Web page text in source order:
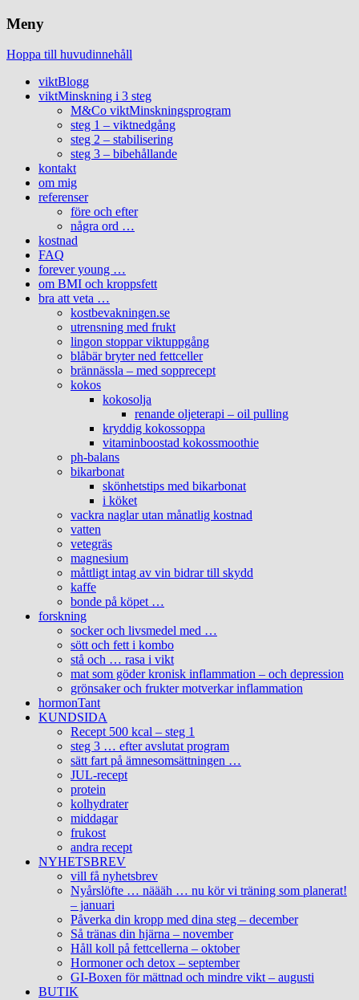
Meny
Hoppa till huvudinnehåll
viktBlogg
viktMinskning i 3 steg
M&Co viktMinskningsprogram
steg 1 – viktnedgång
steg 2 – stabilisering
steg 3 – bibehållande
kontakt
om mig
referenser
före och efter
några ord …
kostnad
FAQ
forever young …
om BMI och kroppsfett
bra att veta …
kostbevakningen.se
utrensning med frukt
lingon stoppar viktuppgång
blåbär bryter ned fettceller
brännässla – med sopprecept
kokos
kokosolja
renande oljeterapi – oil pulling
kryddig kokossoppa
vitaminboostad kokossmoothie
ph-balans
bikarbonat
skönhetstips med bikarbonat
i köket
vackra naglar utan månatlig kostnad
vatten
vetegräs
magnesium
måttligt intag av vin bidrar till skydd
kaffe
bonde på köpet …
forskning
socker och livsmedel med …
sött och fett i kombo
stå och … rasa i vikt
mat som göder kronisk inflammation – och depression
grönsaker och frukter motverkar inflammation
hormonTant
KUNDSIDA
Recept 500 kcal – steg 1
steg 3 … efter avslutat program
sätt fart på ämnesomsättningen …
JUL-recept
protein
kolhydrater
middagar
frukost
andra recept
NYHETSBREV
vill få nyhetsbrev
Nyårslöfte … näääh … nu kör vi träning som planerat!
– januari
Påverka din kropp med dina steg – december
Så tränas din hjärna – november
Håll koll på fettcellerna – oktober
Hormoner och detox – september
GI-Boxen för mättnad och mindre vikt – augusti
BUTIK